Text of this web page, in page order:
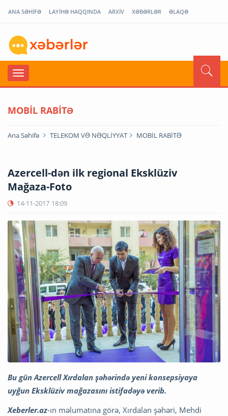
ANA SƏHİFƏ LAYİHƏ HAQQINDA ARXİV XƏBƏRLƏR ƏLAQƏ
MOBİL RABİTƏ
Ana Səhifə TELEKOM VƏ NƏQLİYYAT MOBİL RABİTƏ
Azercell-dən ilk regional Eksklüziv
Mağaza-Foto
14-11-2017 18:09
Bu gün Azercell Xırdalan şəhərində yeni konsepsiyaya
uyğun Eksklüziv mağazasını istifadəyə verib.
Xeberler.az-ın məlumatına görə, Xırdalan şəhəri, Mehdi